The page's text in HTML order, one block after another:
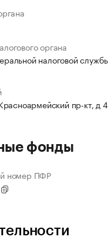
органа
налоговой
пр-кт, д
фонды
номер ПФР